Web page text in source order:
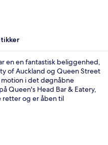
en en fantastisk beliggenhed,
of Auckland og Queen Street
i det døgnåbne
Queen's Head Bar & Eatery,
retter og er åben til
lounge og en have. Stedets
får rigtig gode